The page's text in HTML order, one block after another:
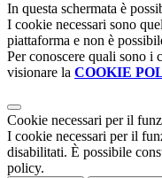
In questa schermata è
I cookie necessari sono
piattaforma e non è
Per conoscere quali sono i
visionare la COOKIE
Cookie necessari per il
I cookie necessari per il
disabilitati. È possibile
policy.